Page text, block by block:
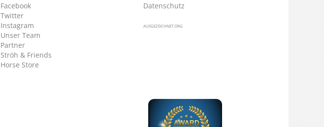
Facebook
Twitter
Instagram
Unser Team
Partner
Ströh & Friends
Horse Store
Datenschutz
AUSGEZEICHNET.ORG